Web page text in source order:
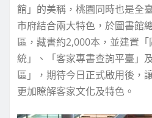
館」的美稱，桃園同時也是全
市府結合兩大特色，於圖書館
區，藏書約2,000本，並建置
統」、「客家專書查詢平臺」
區」，期待今日正式啟用後，
更加瞭解客家文化及特色。